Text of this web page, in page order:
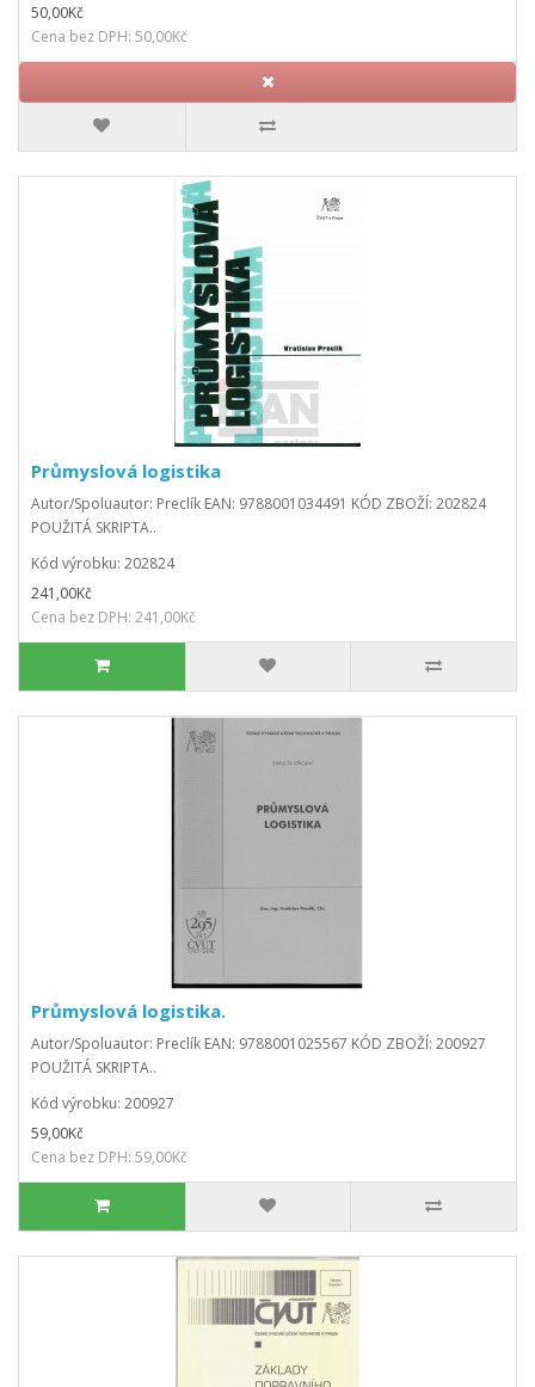
50,00Kč
Cena bez DPH: 50,00Kč
Průmyslová logistika
Autor/Spoluautor: Preclík EAN: 9788001034491 KÓD ZBOŽÍ: 202824
POUŽITÁ SKRIPTA..
Kód výrobku: 202824
241,00Kč
Cena bez DPH: 241,00Kč
Průmyslová logistika.
Autor/Spoluautor: Preclík EAN: 9788001025567 KÓD ZBOŽÍ: 200927
POUŽITÁ SKRIPTA..
Kód výrobku: 200927
59,00Kč
Cena bez DPH: 59,00Kč